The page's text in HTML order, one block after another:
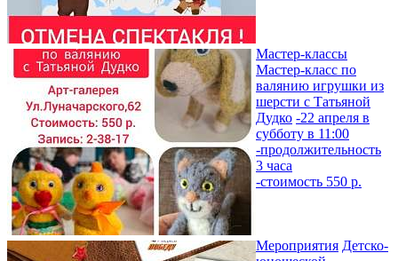
Мастер-классы
Мастер-класс по
валянию игрушки из
шерсти с Татьяной
Дудко -22 апреля в
субботу в 11:00
-продолжительность
3 часа
-стоимость 550 р.
Мероприятия Детско-